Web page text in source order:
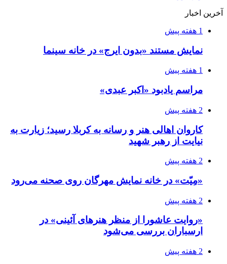
آخرین اخبار
1 هفته پیش
نمایش مستند «بدون ایرج» در خانه سینما
1 هفته پیش
مراسم یادبود «اکبر عبدی»
2 هفته پیش
کاروان اهالی هنر و رسانه به کربلا رسید؛ زیارت به
نیایت از رهبر شهید
2 هفته پیش
«مِیّت» در خانه نمایش مهرگان روی صحنه می‌رود
2 هفته پیش
«روایت عاشورا از منظر هنرهای آئینی» در
ارسباران بررسی می‌شود
2 هفته پیش